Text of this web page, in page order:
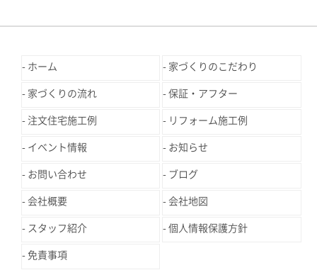
ホーム 家づくりのこだわり
家づくりの流れ 保証・アフター
注文住宅施工例 リフォーム施工例
イベント情報 お知らせ
お問い合わせ ブログ
会社概要 会社地図
スタッフ紹介 個人情報保護方針
免責事項